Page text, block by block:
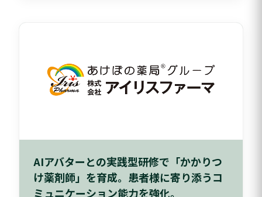
AIアバターとの実践型研修で「かかりつ
け薬剤師」を育成。患者様に寄り添うコ
ミュニケーション能力を強化。